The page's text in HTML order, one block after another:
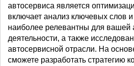
автосервиса является
включает анализ ключевых слов
наиболее релевантны для вашей
деятельности, а также
автосервисной отрасли. На
сможете разработать стратегию